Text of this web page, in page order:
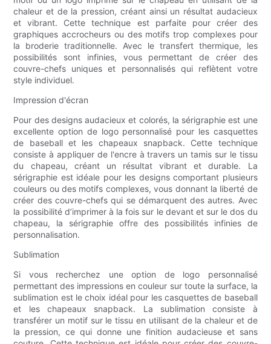
chaleur et de la pression, créant ainsi un résultat audacieux
et vibrant. Cette technique est parfaite pour créer des
graphiques accrocheurs ou des motifs trop complexes pour
la broderie traditionnelle. Avec le transfert thermique, les
possibilités sont infinies, vous permettant de créer des
couvre-chefs uniques et personnalisés qui reflètent votre
style individuel.
Impression d'écran
Pour des designs audacieux et colorés, la sérigraphie est une
excellente option de logo personnalisé pour les casquettes
de baseball et les chapeaux snapback. Cette technique
consiste à appliquer de l'encre à travers un tamis sur le tissu
du chapeau, créant un résultat vibrant et durable. La
sérigraphie est idéale pour les designs comportant plusieurs
couleurs ou des motifs complexes, vous donnant la liberté de
créer des couvre-chefs qui se démarquent des autres. Avec
la possibilité d’imprimer à la fois sur le devant et sur le dos du
chapeau, la sérigraphie offre des possibilités infinies de
personnalisation.
Sublimation
Si vous recherchez une option de logo personnalisé
permettant des impressions en couleur sur toute la surface, la
sublimation est le choix idéal pour les casquettes de baseball
et les chapeaux snapback. La sublimation consiste à
transférer un motif sur le tissu en utilisant de la chaleur et de
la pression, ce qui donne une finition audacieuse et sans